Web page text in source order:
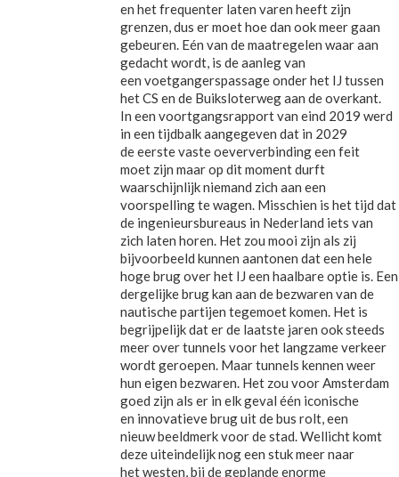
en het frequenter laten varen heeft zijn
grenzen, dus er moet hoe dan ook meer gaan
gebeuren. Eén van de maatregelen waar aan
gedacht wordt, is de aanleg van
een voetgangerspassage onder het IJ tussen
het CS en de Buiksloterweg aan de overkant.
In een voortgangsrapport van eind 2019 werd
in een tijdbalk aangegeven dat in 2029
de eerste vaste oeververbinding een feit
moet zijn maar op dit moment durft
waarschijnlijk niemand zich aan een
voorspelling te wagen. Misschien is het tijd dat
de ingenieursbureaus in Nederland iets van
zich laten horen. Het zou mooi zijn als zij
bijvoorbeeld kunnen aantonen dat een hele
hoge brug over het IJ een haalbare optie is. Een
dergelijke brug kan aan de bezwaren van de
nautische partijen tegemoet komen. Het is
begrijpelijk dat er de laatste jaren ook steeds
meer over tunnels voor het langzame verkeer
wordt geroepen. Maar tunnels kennen weer
hun eigen bezwaren. Het zou voor Amsterdam
goed zijn als er in elk geval één iconische
en innovatieve brug uit de bus rolt, een
nieuw beeldmerk voor de stad. Wellicht komt
deze uiteindelijk nog een stuk meer naar
het westen, bij de geplande enorme